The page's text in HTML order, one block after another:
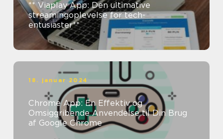
** Viaplay App: Den ultimative
streamingoplevelse for tech-
entusiaster**
18. januar 2024
Chrome App: En Effektiv og
Omsiggribende Anvendelse til Din Brug
af Google Chrome